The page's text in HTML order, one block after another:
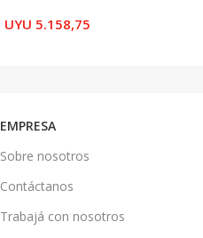
UYU 5.158,75
EMPRESA
Sobre nosotros
Contáctanos
Trabajá con nosotros